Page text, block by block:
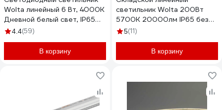
Wolta линейный 6 Вт, 4000К
Дневной белый свет, IP65
WT4S6W
4.4(59)
В корзину
светильник Wolta 200Вт
5700K 20000лм IP65 без
пульсации UFOS-200W/03
5(11)
В корзину